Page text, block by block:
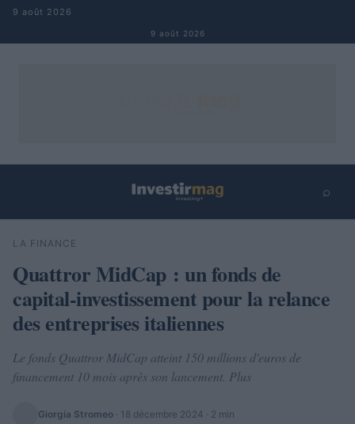
Aller au contenu
9 août 2026
9 août 2026
⌕
Rechercher
LA FINANCE
Quattror MidCap : un fonds de
capital-investissement pour la relance
des entreprises italiennes
Le fonds Quattror MidCap atteint 150 millions d'euros de
financement 10 mois après son lancement. Plus
Giorgia Stromeo · 18 décembre 2024 · 2 min